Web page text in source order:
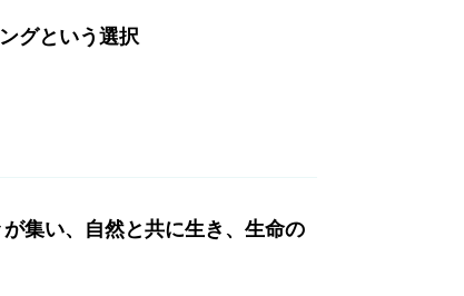
グという選択
集い、自然と共に生き、生命の